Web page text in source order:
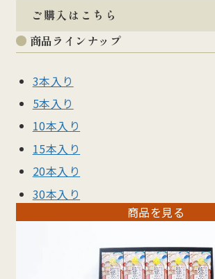
ご購入はこちら
商品ラインナップ
3本入り
5本入り
10本入り
15本入り
20本入り
30本入り
商品を見る